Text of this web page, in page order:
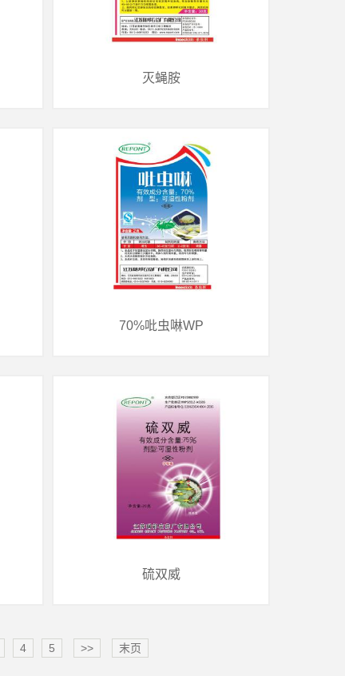
灭蝇胺
灭蝇胺
类别：制剂
制剂种类：50%WP
70%吡虫啉WP
70%吡虫啉WP
制剂种类：70%WP
硫双威
硫双威
4 5 >> 末页